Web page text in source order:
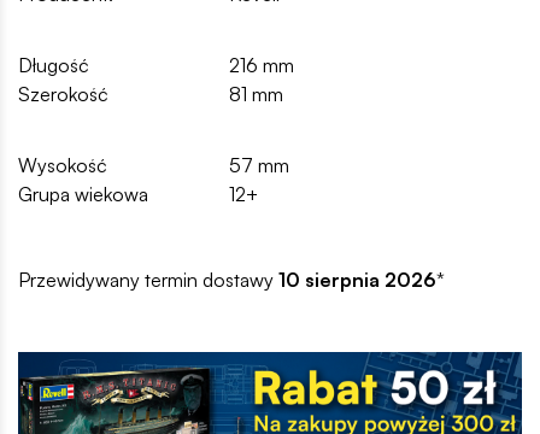
Długość
216 mm
Szerokość
81 mm
Wysokość
57 mm
Grupa wiekowa
12+
Przewidywany termin dostawy 10 sierpnia 2026*